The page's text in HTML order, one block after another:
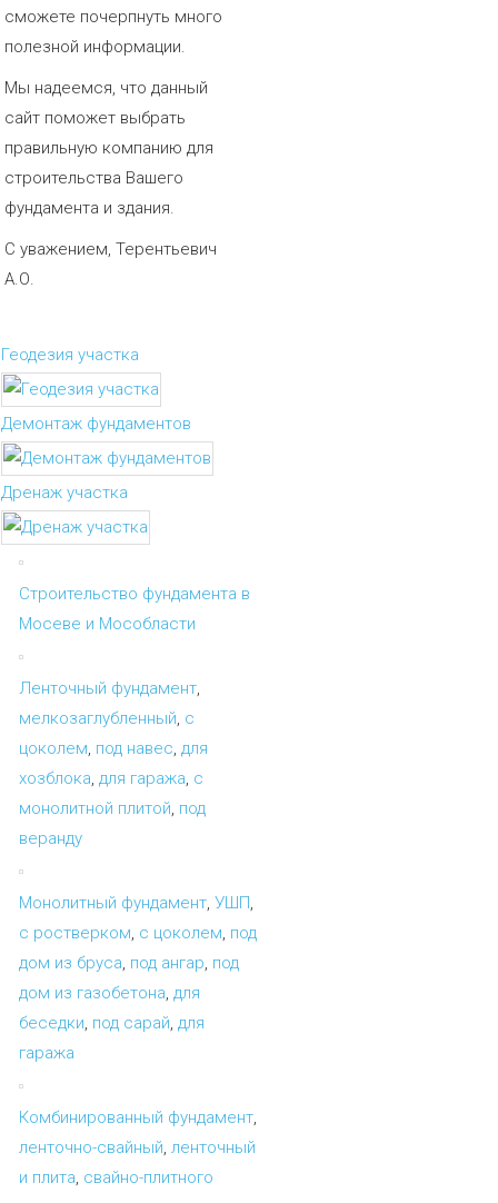
сможете почерпнуть много
полезной информации.
Мы надеемся, что данный
сайт поможет выбрать
правильную компанию для
строительства Вашего
фундамента и здания.
С уважением, Терентьевич
А.О.
Геодезия участка
Демонтаж фундаментов
Дренаж участка
Строительство фундамента в
Мосеве и Мособласти
Ленточный фундамент,
мелкозаглубленный, с
цоколем, под навес, для
хозблока, для гаража, с
монолитной плитой, под
веранду
Монолитный фундамент, УШП,
с ростверком, с цоколем, под
дом из бруса, под ангар, под
дом из газобетона, для
беседки, под сарай, для
гаража
Комбинированный фундамент,
ленточно-свайный, ленточный
и плита, свайно-плитного